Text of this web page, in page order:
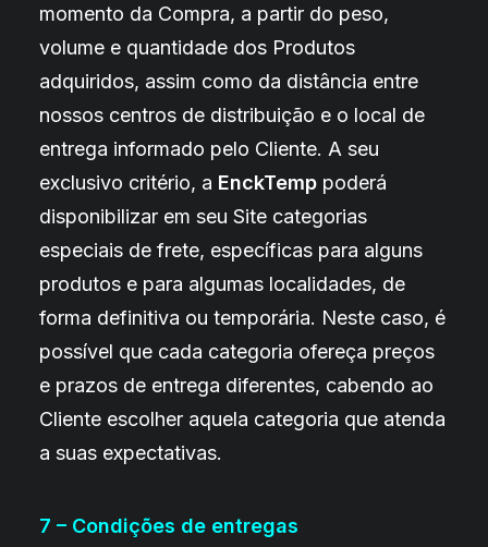
momento da Compra, a partir do peso,
volume e quantidade dos Produtos
adquiridos, assim como da distância entre
nossos centros de distribuição e o local de
entrega informado pelo Cliente. A seu
exclusivo critério, a EnckTemp poderá
disponibilizar em seu Site categorias
especiais de frete, específicas para alguns
produtos e para algumas localidades, de
forma definitiva ou temporária. Neste caso, é
possível que cada categoria ofereça preços
e prazos de entrega diferentes, cabendo ao
Cliente escolher aquela categoria que atenda
a suas expectativas.
7 – Condições de entregas